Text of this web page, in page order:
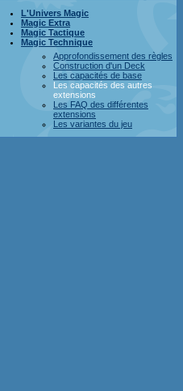
L'Univers Magic
Magic Extra
Magic Tactique
Magic Technique
Approfondissement des règles
Construction d'un Deck
Les capacités de base
Les capacités des autres
extensions
Les FAQ des différentes
extensions
Les variantes du jeu